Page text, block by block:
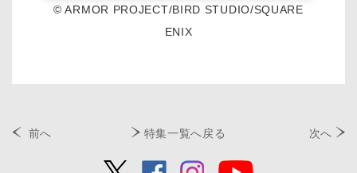
© ARMOR PROJECT/BIRD STUDIO/SQUARE
ENIX
前へ 特集一覧へ戻る 次へ